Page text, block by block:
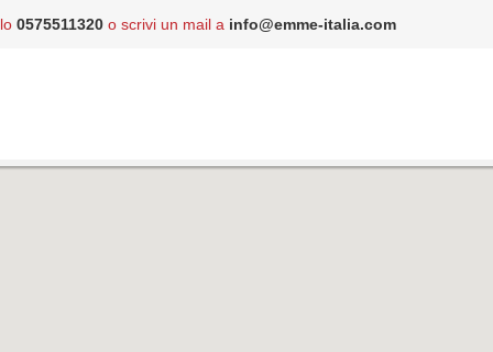
0575511320 o scrivi un mail a info@emme-italia.com